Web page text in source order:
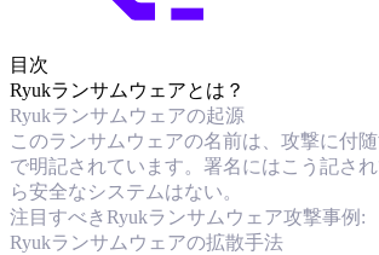
目次
Ryukランサムウェアとは？
Ryukランサムウェアの起源
このランサムウェアの名前は、攻撃に付
で明記されています。署名にはこう記さ
ら安全なシステムはない。
注目すべきRyukランサムウェア攻撃事例:
Ryukランサムウェアの拡散手法